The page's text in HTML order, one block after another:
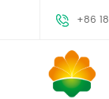
+86